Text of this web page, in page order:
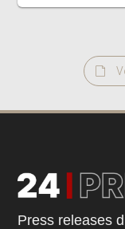
Press releases